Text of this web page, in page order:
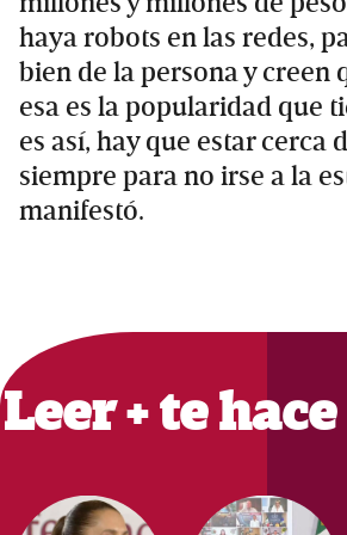
haya robots en las redes,
bien de la persona y creen
esa es la popularidad que
es así, hay que estar cerca
siempre para no irse a la
manifestó.
Primary
Sidebar
Leer + te